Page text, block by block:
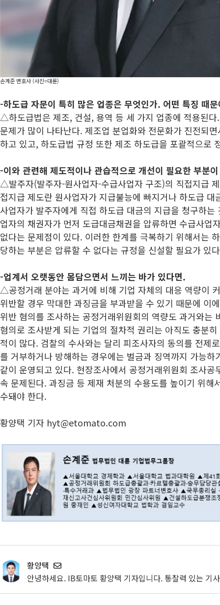
손계준 변호사 (사진=대륜)
-하도급 자문이 특히 많은 업종은 무엇인가. 어떤 특징 때
△하도급법은 제조, 건설, 용역 등 세 가지 업종에 적용된
문제가 많이 나타난다. 제조업 분업화와 전문화가 진전되
하고 있고, 하도급법 규정 또한 제조 하도급을 포괄적으로
-이와 관련해 제도적이나 관습적으로 개선이 필요한 부분
△발주자(발주자-원사업자-수급사업자 구조)의 직접지급
접지급 제도란 원사업자가 지급불능에 빠지거나 하도급 대
사업자가 발주자에게 직접 하도급 대금의 지급을 청구하는
업자의 채권자가 먼저 도급대금채권을 압류하면 수급사업
없다는 문제점이 있다. 이러한 한계를 극복하기 위해서는
당하는 부분은 압류할 수 없다는 규정을 신설할 필요가 있
-업계서 오랫동안 몸담으면서 느끼는 바가 있다면.
△공정거래 분야는 과거에 비해 기업 자체의 대응 역량이
위반할 경우 막대한 과징금을 부과받을 수 있기 때문에 이
위반 혐의를 조사하는 공정거래위원회의 역량도 과거와는
혐의로 조사받게 되는 기업의 절차적 권리는 아직도 충분
적이 많다. 검찰의 수사와는 달리 피조사자의 동의를 전제
를 거부하거나 방해하는 경우에는 벌금과 징역까지 가능하
같이 운영되고 있다. 현장조사에서 공정거래위원회 조사공
속 문제된다. 과징금 등 제재 처분의 수용도를 높이기 위해
수돼야 한다.
황양택 기자 hyt@etomato.com
황양택
안녕하세요. IB토마토 황양택 기자입니다. 통찰력 있는 기